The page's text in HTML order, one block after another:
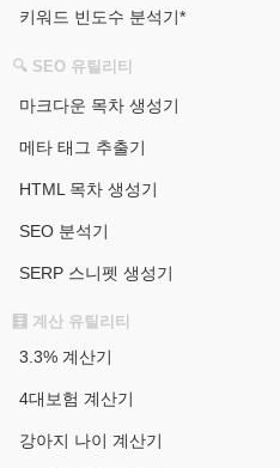
키워드 빈도수 분석기*
🔍 SEO 유틸리티
마크다운 목차 생성기
메타 태그 추출기
HTML 목차 생성기
SEO 분석기
SERP 스니펫 생성기
🧮 계산 유틸리티
3.3% 계산기
4대보험 계산기
강아지 나이 계산기